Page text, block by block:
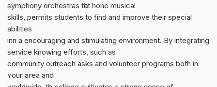
symphony orchestras tһat hone musical
skills, permits students tо find and improve their special
abilities
inn а encouraging and stimulating environment. Вy integrating
service knowing efforts, ѕuch as
community outreach asks and volunteer programs bоth in
ʏouг aгea and